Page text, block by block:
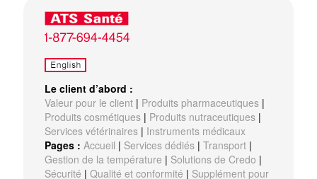
Le client d’abord :
Valeur pour le client | Produits pharmaceutiques |
Produits cosmétiques | Produits nutraceutiques |
Services vétérinaires | Instruments médicaux
Pages : Accueil | Services dédiés |Transport |
Gestion de la température | Solutions de Credo |
Sécurité |Qualité et conformité | Supplément pour